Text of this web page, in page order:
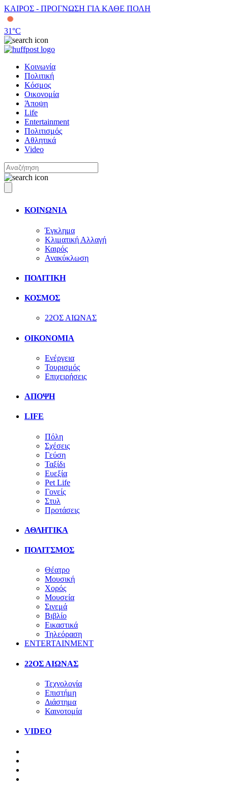
ΚΑΙΡΟΣ - ΠΡΟΓΝΩΣΗ ΓΙΑ ΚΑΘΕ ΠΟΛΗ
31°C
Κοινωνία
Πολιτική
Κόσμος
Οικονομία
Άποψη
Life
Entertainment
Πολιτισμός
Αθλητικά
Video
ΚΟΙΝΩΝΙΑ
Έγκλημα
Κλιματική Αλλαγή
Καιρός
Ανακύκλωση
ΠΟΛΙΤΙΚΗ
ΚΟΣΜΟΣ
22ΟΣ ΑΙΩΝΑΣ
ΟΙΚΟΝΟΜΙΑ
Ενέργεια
Τουρισμός
Επιχειρήσεις
ΑΠΟΨΗ
LIFE
Πόλη
Σχέσεις
Γεύση
Ταξίδι
Ευεξία
Pet Life
Γονείς
Στυλ
Προτάσεις
ΑΘΛΗΤΙΚΑ
ΠΟΛΙΤΣΜΟΣ
Θέατρο
Μουσική
Χορός
Μουσεία
Σινεμά
Βιβλίο
Εικαστικά
Τηλεόραση
ENTERTAINMENT
22ΟΣ ΑΙΩΝΑΣ
Τεχνολογία
Επιστήμη
Διάστημα
Καινοτομία
VIDEO